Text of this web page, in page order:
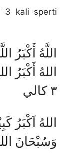
3 kali sperti
اللَّهُ أَكْبَرُ
اللهُ أَكْبَرُ
٣ كالي
اللهُ اَكْبَرُ
وَسُبْحَانَ